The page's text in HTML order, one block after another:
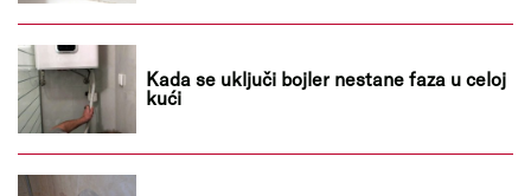
Kada se uključi bojler nestane faza u celoj
kući